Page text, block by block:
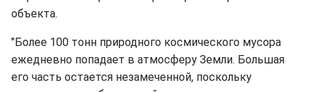
объекта.
"Более 100 тонн природного космического мусора
ежедневно попадает в атмосферу Земли. Большая
его часть остается незамеченной, поскольку